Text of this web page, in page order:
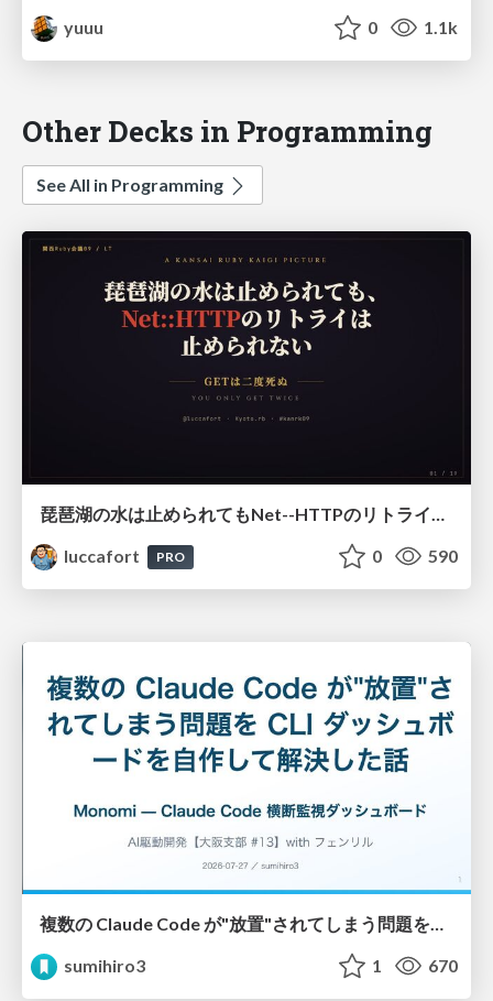
yuuu
0 1.1k
Other Decks in Programming
See All in Programming
luccafort
PRO 0 590
複数の Claude Code が"放置"されてしまう問題をCLI ダッシュボードを自作して解決した話
sumihiro3
1 670